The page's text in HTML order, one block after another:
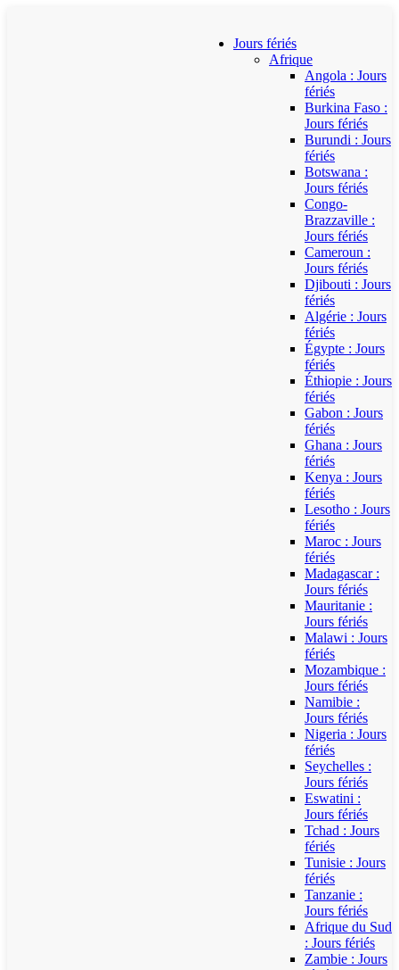
Jours fériés
Afrique
Angola : Jours
fériés
Burkina Faso :
Jours fériés
Burundi : Jours
fériés
Botswana :
Jours fériés
Congo-
Brazzaville :
Jours fériés
Cameroun :
Jours fériés
Djibouti : Jours
fériés
Algérie : Jours
fériés
Égypte : Jours
fériés
Éthiopie : Jours
fériés
Gabon : Jours
fériés
Ghana : Jours
fériés
Kenya : Jours
fériés
Lesotho : Jours
fériés
Maroc : Jours
fériés
Madagascar :
Jours fériés
Mauritanie :
Jours fériés
Malawi : Jours
fériés
Mozambique :
Jours fériés
Namibie :
Jours fériés
Nigeria : Jours
fériés
Seychelles :
Jours fériés
Eswatini :
Jours fériés
Tchad : Jours
fériés
Tunisie : Jours
fériés
Tanzanie :
Jours fériés
Afrique du Sud
: Jours fériés
Zambie : Jours